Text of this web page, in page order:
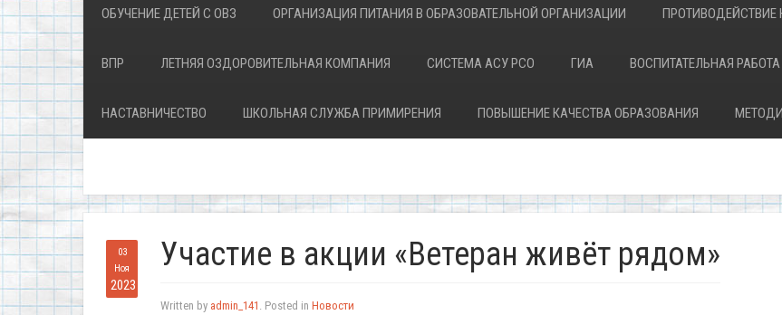
ОБУЧЕНИЕ ДЕТЕЙ С ОВЗ ОРГАНИЗАЦИЯ ПИТАНИЯ В ОБРАЗОВАТЕЛЬНОЙ ОРГАНИЗАЦИИ ПРОТИВОДЕЙСТВИЕ
ВПР ЛЕТНЯЯ ОЗДОРОВИТЕЛЬНАЯ КОМПАНИЯ СИСТЕМА АСУ РСО ГИА ВОСПИТАТЕЛЬНАЯ РАБОТА
НАСТАВНИЧЕСТВО ШКОЛЬНАЯ СЛУЖБА ПРИМИРЕНИЯ ПОВЫШЕНИЕ КАЧЕСТВА ОБРАЗОВАНИЯ
03
Ноя
2023
Участие в акции «Ветеран живёт рядом»
Written by admin_141 . Posted in Новости